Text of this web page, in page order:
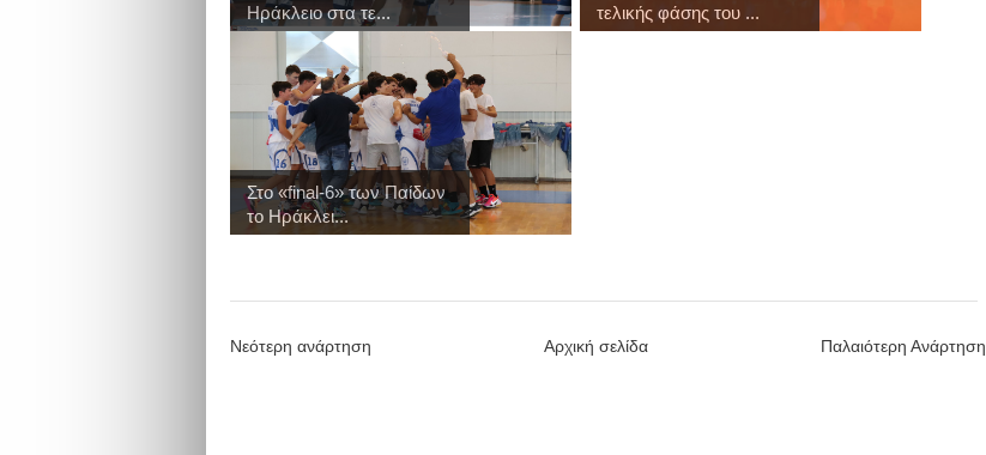
Ηράκλειο στα τε...
τελικής φάσης του ...
Στo «final-6» των Παίδων
το Ηράκλει...
Νεότερη ανάρτηση Παλαιότερη Ανάρτηση
Αρχική σελίδα